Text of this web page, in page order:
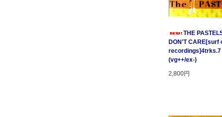
THE
DON'T CARE[surf
recordings]4trks.7
(vg++/ex-)
2,800円